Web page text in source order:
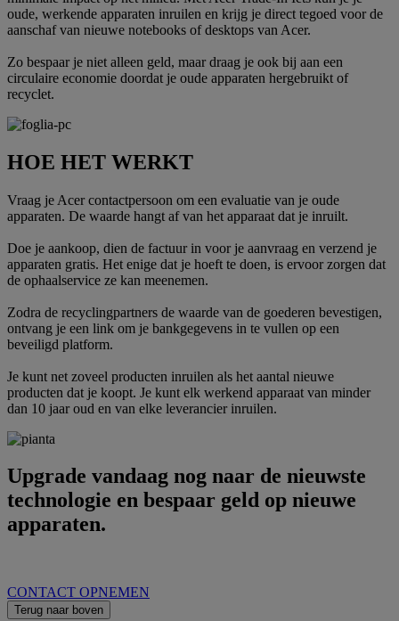
oude, werkende apparaten inruilen en krijg je direct tegoed voor de
aanschaf van nieuwe notebooks of desktops van Acer.
Zo bespaar je niet alleen geld, maar draag je ook bij aan een
circulaire economie doordat je oude apparaten hergebruikt of
recyclet.
HOE HET WERKT
Vraag je Acer contactpersoon om een evaluatie van je oude
apparaten. De waarde hangt af van het apparaat dat je inruilt.
Doe je aankoop, dien de factuur in voor je aanvraag en verzend je
apparaten gratis. Het enige dat je hoeft te doen, is ervoor zorgen dat
de ophaalservice ze kan meenemen.
Zodra de recyclingpartners de waarde van de goederen bevestigen,
ontvang je een link om je bankgegevens in te vullen op een
beveiligd platform.
Je kunt net zoveel producten inruilen als het aantal nieuwe
producten dat je koopt. Je kunt elk werkend apparaat van minder
dan 10 jaar oud en van elke leverancier inruilen.
Upgrade vandaag nog naar de nieuwste
technologie en bespaar geld op nieuwe
apparaten.
CONTACT OPNEMEN
Terug naar boven